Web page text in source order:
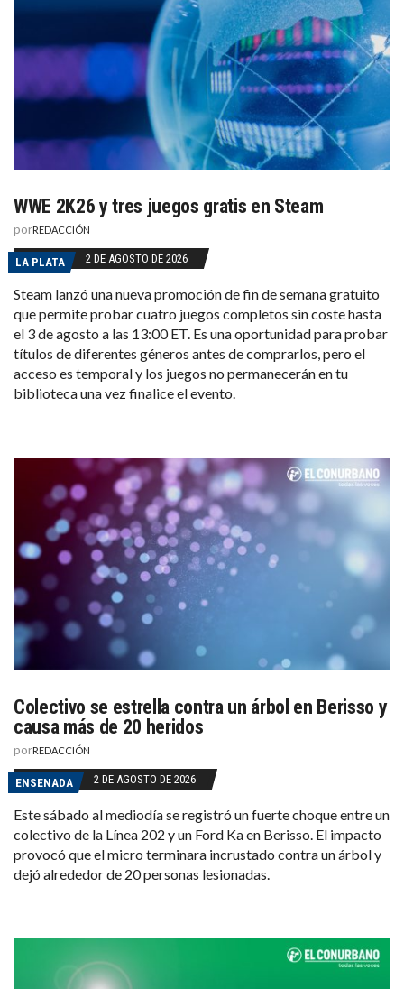
WWE 2K26 y tres juegos gratis en Steam
porREDACCIÓN
LA PLATA 2 DE AGOSTO DE 2026
Steam lanzó una nueva promoción de fin de semana gratuito
que permite probar cuatro juegos completos sin coste hasta
el 3 de agosto a las 13:00 ET. Es una oportunidad para probar
títulos de diferentes géneros antes de comprarlos, pero el
acceso es temporal y los juegos no permanecerán en tu
biblioteca una vez finalice el evento.
Colectivo se estrella contra un árbol en Berisso y
causa más de 20 heridos
porREDACCIÓN
ENSENADA 2 DE AGOSTO DE 2026
Este sábado al mediodía se registró un fuerte choque entre un
colectivo de la Línea 202 y un Ford Ka en Berisso. El impacto
provocó que el micro terminara incrustado contra un árbol y
dejó alrededor de 20 personas lesionadas.